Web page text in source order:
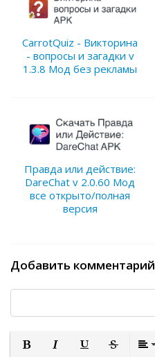
CarrotQuiz - Викторина
- вопросы и загадки v
1.3.8 Мод без рекламы
Правда или действие:
DareChat v 2.0.60 Мод
все открыто/полная
версия
Добавить комментарий